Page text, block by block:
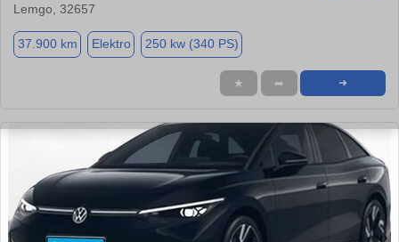
Lemgo, 32657
37.900 km Elektro 250 kw (340 PS)
★ ➦ ➜